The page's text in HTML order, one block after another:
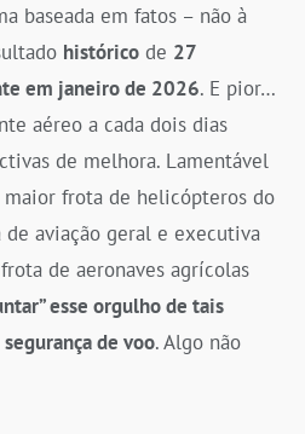
baseada em fatos – não à
histórico de 27
em janeiro de 2026. E pior…
aéreo a cada dois dias
de melhora. Lamentável
frota de helicópteros do
de aviação geral e executiva
de aeronaves agrícolas
esse orgulho de tais
de voo. Algo não